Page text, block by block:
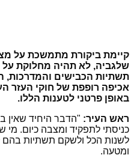
קיימת ביקורת מתמשכת על
שלגביה, לא תהיה מחלוקת על
תשתיות הכבישים והמדרכות,
אכיפה רופפת של חוקי העזר
באופן פרטני לטענות הללו.
ראש העיר: "הדבר היחיד שאין
לשנות הכל ולשקם תשתיות בהם
ומטעה.